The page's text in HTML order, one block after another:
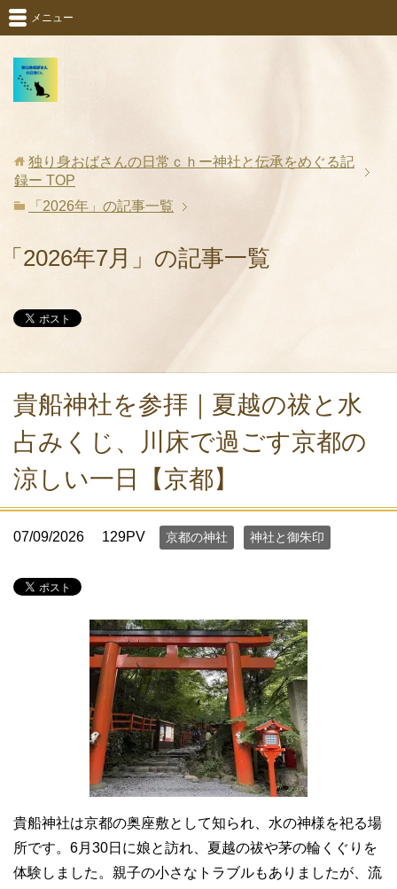
メニュー
独り身おばさんの日常ｃｈー神社と伝承をめぐる記
録ー TOP
「2026年」の記事一覧
「2026年7月」の記事一覧
貴船神社を参拝｜夏越の祓と水
占みくじ、川床で過ごす京都の
涼しい一日【京都】
07/09/2026 129PV 京都の神社 神社と御朱印
貴船神社は京都の奥座敷として知られ、水の神様を祀る場
所です。6月30日に娘と訪れ、夏越の祓や茅の輪くぐりを
体験しました。親子の小さなトラブルもありましたが、流